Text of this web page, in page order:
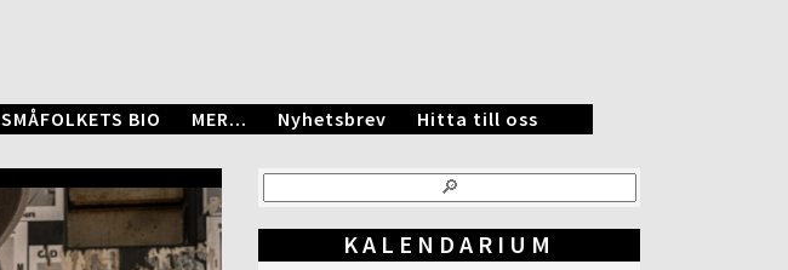
SMÅFOLKETS BIO MER... Nyhetsbrev Hitta till oss
KALENDARIUM